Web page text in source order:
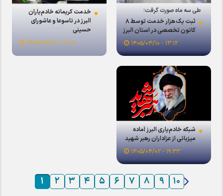
طی سه ماه صورت گرفت؛
ثبت یک هزار خدمت توسط ۸
کانون تخصصی در استان البرز
۱۳:۱۲ - ۱۴۰۵/۰۴/۱۰
خدمت کریمانه خادم‌یاران
البرز در تاسوعا و عاشورای
حسینی
۱۲:۰۸ - ۱۴۰۵/۰۴/۰۷
شبکه خادم‌یاری البرز آماده
میزبانی از عزاداران رهبر شهید
۱۹:۳۳ - ۱۴۰۵/۰۴/۰۲
۱ ۲ ۳ ۴ ۵ ۶ ۷ ۸ ۹ ۱۰